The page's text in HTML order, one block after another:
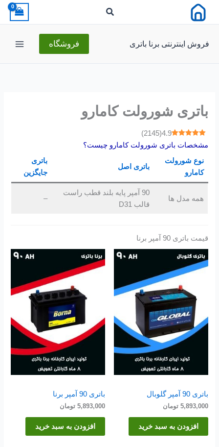
فروش اینترنتی برنا باتری فروشگاه
باتری شورولت کامارو
4.9
(
2145
)
مشخصات باتری شورولت کامارو چیست؟
نوع شورولت
کامارو
باتری اصل
باتری
جایگزین
همه مدل ها
90 آمپر پایه بلند قطب راست
قالب D31
–
قیمت باتری 90 آمپر برنا
باتری 90 آمپر گلوبال
5,893,000 تومان
افزودن به سبد خرید
باتری 90 آمپر برنا
5,893,000 تومان
افزودن به سبد خرید